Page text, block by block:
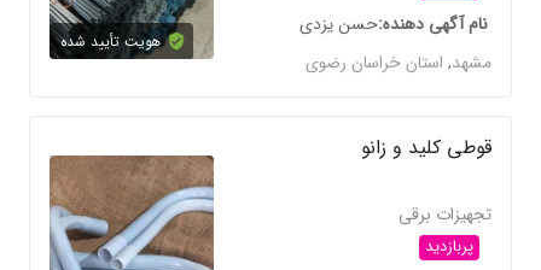
نام آگهی دهندهحسن یزدی
مشهد,استان خراسان رضوی
هویت تأیید شده
قوطی کلید و زانو
تجهیزات برقی
پربازدید